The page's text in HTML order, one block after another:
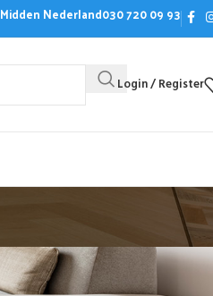
Midden Nederland030 720 09 93
Login / Register